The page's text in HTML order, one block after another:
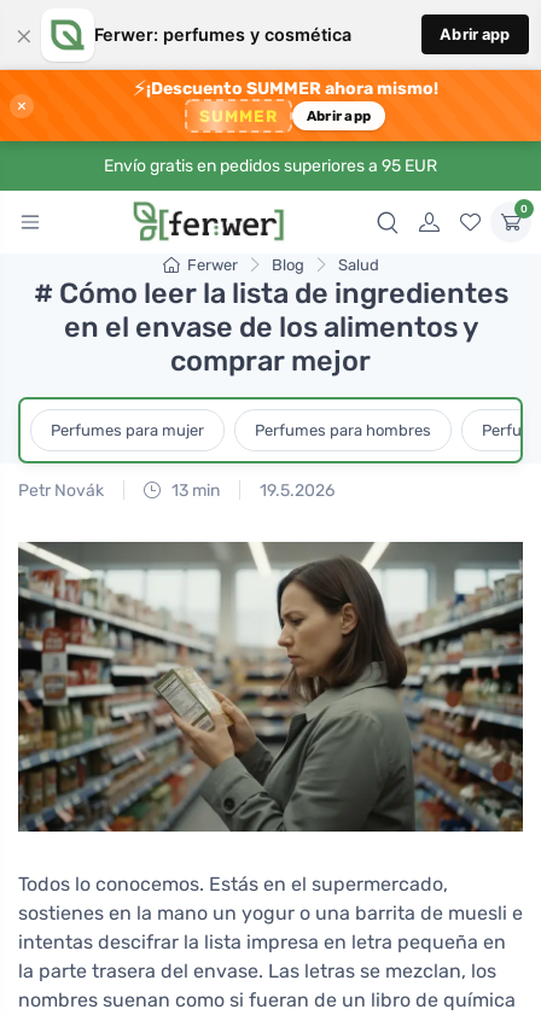
× Ferwer: perfumes y cosmética Abrir app
×
⚡¡Descuento SUMMER ahora mismo!
SUMMER Abrir app
Envío gratis en pedidos superiores a 95 EUR
0
Ferwer Blog Salud
# Cómo leer la lista de ingredientes
en el envase de los alimentos y
comprar mejor
Perfumes para mujer Perfumes para hombres
Petr Novák 13 min 19.5.2026
Todos lo conocemos. Estás en el supermercado,
sostienes en la mano un yogur o una barrita de muesli e
intentas descifrar la lista impresa en letra pequeña en
la parte trasera del envase. Las letras se mezclan, los
nombres suenan como si fueran de un libro de química